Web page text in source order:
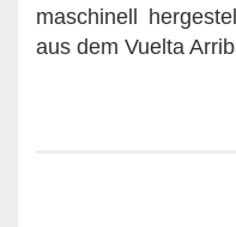
maschinell
aus dem Vuelta